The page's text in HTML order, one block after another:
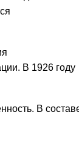
В 1926 году
В